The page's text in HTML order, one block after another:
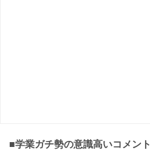
■学業ガチ勢の意識高いコメン